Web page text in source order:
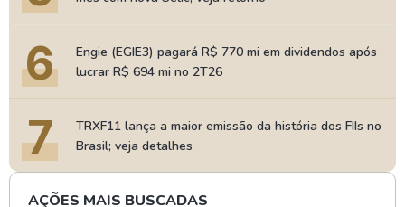
6
Engie (EGIE3) pagará R$ 770 mi em dividendos após
lucrar R$ 694 mi no 2T26
7
TRXF11 lança a maior emissão da história dos FIIs no
Brasil; veja detalhes
AÇÕES MAIS BUSCADAS